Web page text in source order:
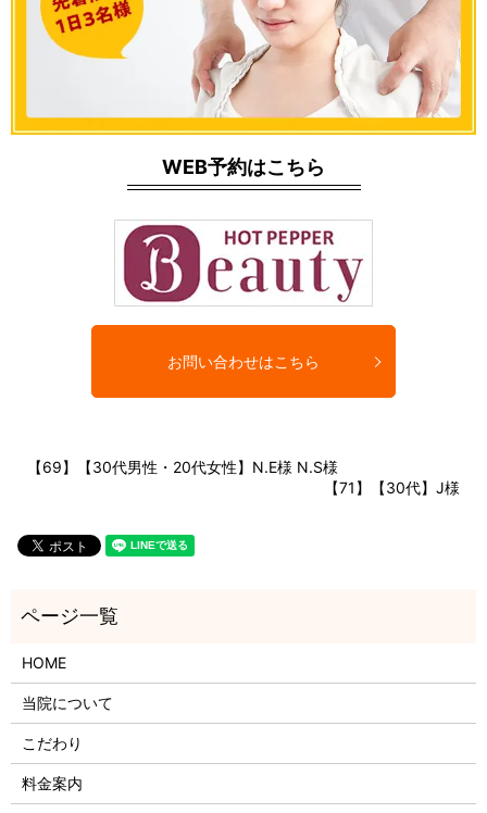
WEB予約はこちら
お問い合わせはこちら
【69】【30代男性・20代女性】N.E様 N.S様
【71】【30代】J様
HOME
当院について
こだわり
料金案内